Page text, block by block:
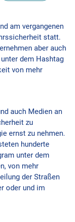
am vergangenen
statt.
aber auch
dem Hashtag
von mehr
auch Medien an
zu
ernst zu nehmen.
hunderte
unter dem
von mehr
der Straßen
oder und im